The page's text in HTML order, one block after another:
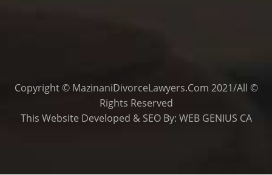
© Copyright © MazinaniDivorceLawyers.com 2021/All
Rights Reserved
This Website Developed & SEOBy: WEB GENIUS CA